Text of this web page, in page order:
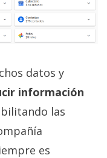
datos y
información
las
es